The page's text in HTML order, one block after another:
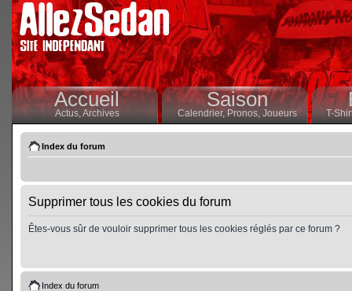
Accueil
Actus,Archives
Saison
Calendrier,Pronos, Joueurs T-
Index du forum
Supprimer tous les cookies du forum
Êtes-vous sûr de vouloir supprimer tous les cookies réglés par ce forum ?
Index du forum